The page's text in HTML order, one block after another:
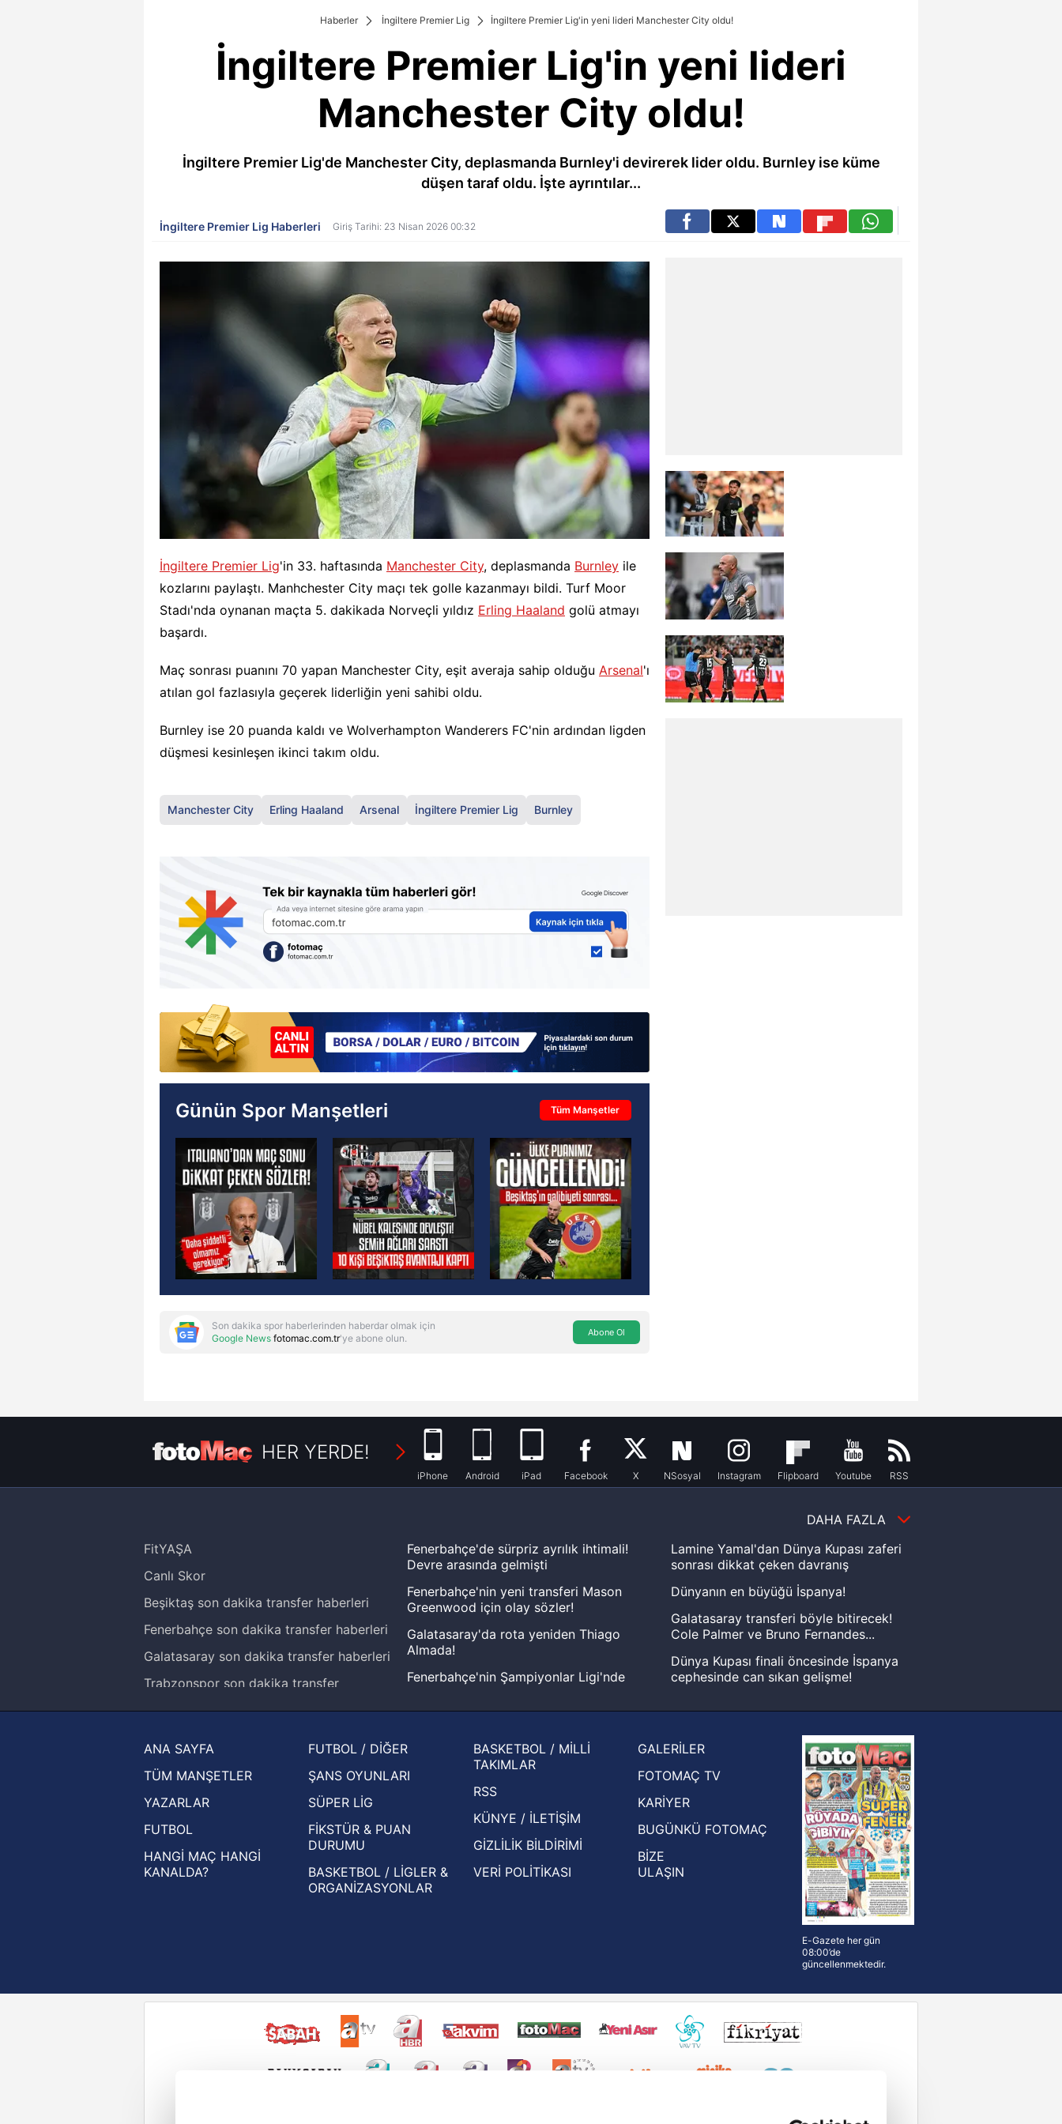
Reddet
Haberler İngiltere Premier Lig İngiltere Premier Lig'in yeni lideri Manchester City oldu!
İngiltere Premier Lig'in yeni lideri
Manchester City oldu!
İngiltere Premier Lig'de Manchester City, deplasmanda Burnley'i devirerek lider oldu. Burnley ise küme
düşen taraf oldu. İşte ayrıntılar...
İngiltere Premier Lig Haberleri Giriş Tarihi: 23 Nisan 2026 00:32
İngiltere Premier Lig'in 33. haftasında Manchester City, deplasmanda Burnley ile
kozlarını paylaştı. Manhchester City maçı tek golle kazanmayı bildi. Turf Moor
Stadı'nda oynanan maçta 5. dakikada Norveçli yıldız Erling Haaland golü atmayı
başardı.
Maç sonrası puanını 70 yapan Manchester City, eşit averaja sahip olduğu Arsenal'ı
atılan gol fazlasıyla geçerek liderliğin yeni sahibi oldu.
Burnley ise 20 puanda kaldı ve Wolverhampton Wanderers FC'nin ardından ligden
düşmesi kesinleşen ikinci takım oldu.
Manchester City Erling Haaland Arsenal İngiltere Premier Lig Burnley
Günün Spor Manşetleri Tüm Manşetler
Son dakika spor haberlerinden haberdar olmak için
Google News fotomac.com.tr'ye abone olun. Abone Ol
HER YERDE!
iPhone Android iPad Facebook X NSosyal Instagram Flipboard Youtube RSS
DAHA FAZLA
FitYAŞA
Canlı Skor
Beşiktaş son dakika transfer haberleri
Fenerbahçe son dakika transfer haberleri
Galatasaray son dakika transfer haberleri
Trabzonspor son dakika transfer
Ziraat Türkiye Kupası haberleri
UEFA Şampiyonlar Ligi haberleri
UEFA Avrupa Ligi haberleri
UEFA Konferans Ligi haberleri
Fenerbahçe'de sürpriz ayrılık ihtimali!
Devre arasında gelmişti
Fenerbahçe'nin yeni transferi Mason
Greenwood için olay sözler!
Galatasaray'da rota yeniden Thiago
Almada!
Fenerbahçe'nin Şampiyonlar Ligi'nde
Zabrze'yi elerlerse...
basından gündem olan manşetler!
Beşiktaş'ın UEFA Avrupa Ligi'nde 3. Ön
Eleme Turu muhtemel rakipleri belli oldu!
Lamine Yamal'dan Dünya Kupası zaferi
sonrası dikkat çeken davranış
Dünyanın en büyüğü İspanya!
Galatasaray transferi böyle bitirecek!
Cole Palmer ve Bruno Fernandes...
Dünya Kupası finali öncesinde İspanya
cephesinde can sıkan gelişme!
Hernan Crespo, Meksika Ligi
ekiplerinden Atlas'ın yeni teknik direktörü
oldu
ANA SAYFA
TÜM MANŞETLER
YAZARLAR
FUTBOL
HANGİ MAÇ HANGİ
KANALDA?
FUTBOL / DİĞER
ŞANS OYUNLARI
SÜPER LİG
FİKSTÜR & PUAN
DURUMU
BASKETBOL / LİGLER &
ORGANİZASYONLAR
BASKETBOL / MİLLİ
TAKIMLAR
RSS
KÜNYE / İLETİŞİM
GİZLİLİK BİLDİRİMİ
VERİ POLİTİKASI
GALERİLER
FOTOMAÇ TV
KARİYER
BUGÜNKÜ FOTOMAÇ
BİZE
ULAŞIN
E-Gazete her gün
08:00’de
güncellenmektedir.